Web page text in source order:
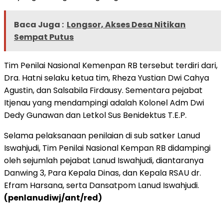
Baca Juga : Longsor, Akses Desa Nitikan
Sempat Putus
Tim Penilai Nasional Kemenpan RB tersebut terdiri dari,
Dra. Hatni selaku ketua tim, Rheza Yustian Dwi Cahya
Agustin, dan Salsabila Firdausy. Sementara pejabat
Itjenau yang mendampingi adalah Kolonel Adm Dwi
Dedy Gunawan dan Letkol Sus Benidektus T.E.P.
Selama pelaksanaan penilaian di sub satker Lanud
Iswahjudi, Tim Penilai Nasional Kempan RB didampingi
oleh sejumlah pejabat Lanud Iswahjudi, diantaranya
Danwing 3, Para Kepala Dinas, dan Kepala RSAU dr.
Efram Harsana, serta Dansatpom Lanud Iswahjudi.
(penlanudiwj/ant/red)